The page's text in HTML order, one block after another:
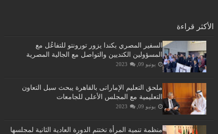
الأكثر قراءة
السفير المصري بكندا يزور تورونتو للتفاعُل مع
المسؤولين الكنديين والتواصل مع الجالية المصرية
يونيو 09, 2023
ملحق التعليم الإماراتى بالقاهرة يبحث سبل التعاون
التعليمية مع المجلس الأعلى للجامعات
يونيو 09, 2023
منظمة تنمية المرأة تختتم الدورة العادية الثانية لمجلسها